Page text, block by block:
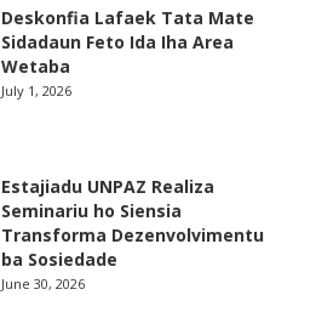
Deskonfia Lafaek Tata Mate
Sidadaun Feto Ida Iha Area
Wetaba
July 1, 2026
Estajiadu UNPAZ Realiza
Seminariu ho Siensia
Transforma Dezenvolvimentu
ba Sosiedade
June 30, 2026